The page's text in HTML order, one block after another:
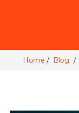
Home Blog